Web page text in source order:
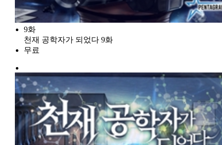
9화
천재 공학자가 되었다 9화
무료